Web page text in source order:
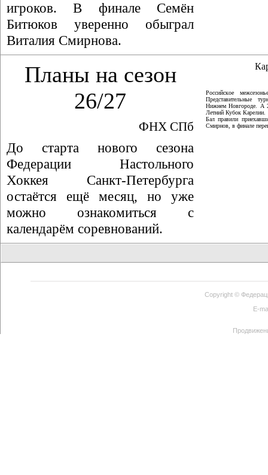
игроков. В финале Семён
Битюков уверенно обыграл
Виталия Смирнова.
Планы на сезон
26/27
ФНХ СПб
До старта нового сезона
Федерации Настольного
Хоккея Санкт-Петербурга
остаётся ещё месяц, но уже
можно ознакомиться с
календарём соревнований.
Российское
Представительные
Нижнем Новгороде. А
Летний Кубок Карелии.
Бал правили
Смирнов, в финале
Copyright ©
E-